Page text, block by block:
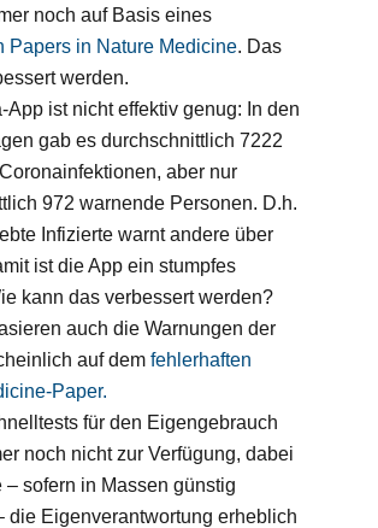
noch auf Basis eines
Papers in Nature Medicine. Das
werden.
App ist nicht effektiv genug: In den
gab es durchschnittlich 7222
aber nur
972 warnende Personen. D.h.
Infizierte warnt andere über
ist die App ein stumpfes
kann das verbessert werden?
auch die Warnungen der
auf demfehlerhaften
Paper.
für den Eigengebrauch
noch nicht zur Verfügung, dabei
– sofern in Massen günstig
die Eigenverantwortung erheblich